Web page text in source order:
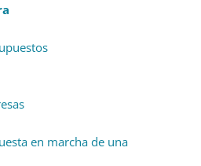
en marcha de una